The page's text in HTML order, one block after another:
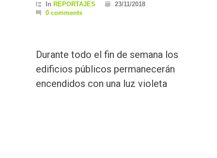
In REPORTAJES
23/11/2018
0 comments
Durante todo el fin de semana los
edificios públicos permanecerán
encendidos con una luz violeta